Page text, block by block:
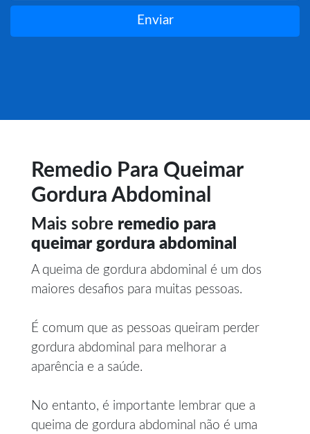
Enviar
Remedio Para Queimar
Gordura Abdominal
Mais sobre remedio para
queimar gordura abdominal
A queima de gordura abdominal é um dos
maiores desafios para muitas pessoas.
É comum que as pessoas queiram perder
gordura abdominal para melhorar a
aparência e a saúde.
No entanto, é importante lembrar que a
queima de gordura abdominal não é uma